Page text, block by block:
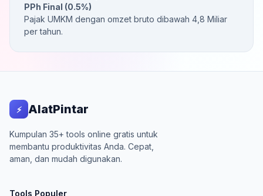
PPh Final (0.5%)
Pajak UMKM dengan omzet bruto dibawah 4,8 Miliar
per tahun.
⚡ AlatPintar
Kumpulan 35+ tools online gratis untuk
membantu produktivitas Anda. Cepat,
aman, dan mudah digunakan.
Tools Populer